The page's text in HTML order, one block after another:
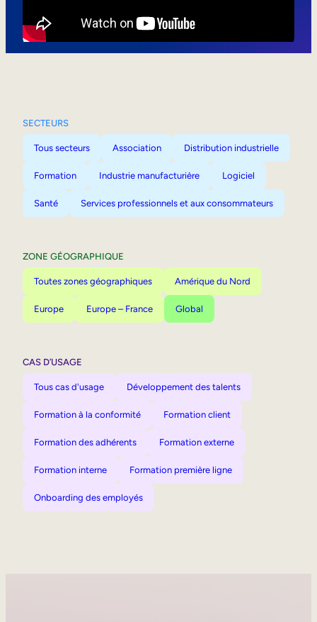
SECTEURS
Tous secteurs Association Distribution industrielle
Formation Industrie manufacturière Logiciel
Santé Services professionnels et aux consommateurs
ZONE GÉOGRAPHIQUE
Toutes zones géographiques Amérique du Nord
Europe Europe – France Global
CAS D’USAGE
Tous cas d'usage Développement des talents
Formation à la conformité Formation client
Formation des adhérents Formation externe
Formation interne Formation première ligne
Onboarding des employés